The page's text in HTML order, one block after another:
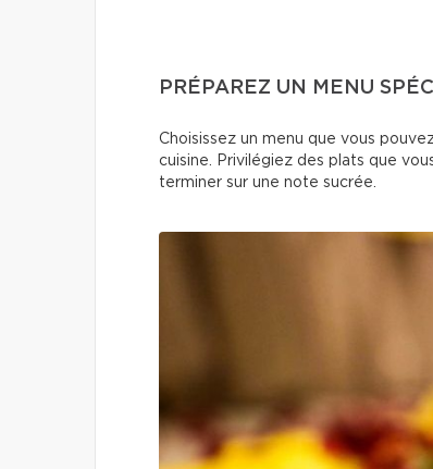
PRÉPAREZ UN MENU
Choisissez un menu que vous
cuisine. Privilégiez des plats que
terminer sur une note sucrée.